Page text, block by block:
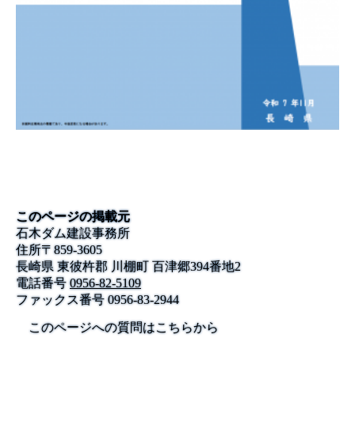
このページの掲載元
石木ダム建設事務所
住所〒859-3605
長崎県 東彼杵郡 川棚町 百津郷394番地2
電話番号 0956-82-5109
ファックス番号0956-83-2944
このページへの質問はこちらから